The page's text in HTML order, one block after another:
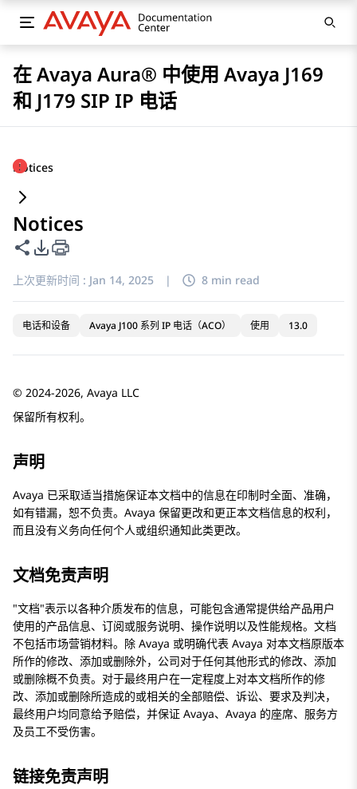
在 Avaya Aura® 中使用 Avaya J169
和 J179 SIP IP 电话
Notices
Notices
共享此页面
PDF 导出选项
上次更新时间 : Jan 14, 2025 | 8 min read
电话和设备 Avaya J100 系列 IP 电话（ACO） 使用 13.0
© 2024-2026, Avaya LLC
保留所有权利。
声明
Avaya 已采取适当措施保证本文档中的信息在印制时全面、准确，
如有错漏，恕不负责。 Avaya 保留更改和更正本文档信息的权利，
而且没有义务向任何个人或组织通知此类更改。
文档免责声明
文档 表示以各种介质发布的信息，可能包含通常提供给产品用户
使用的产品信息、订阅或服务说明、操作说明以及性能规格。文档
不包括市场营销材料。除 Avaya 或明确代表 Avaya 对本文档原版本
所作的修改、添加或删除外，公司对于任何其他形式的修改、添加
或删除概不负责。对于最终用户在一定程度上对本文档所作的修
改、添加或删除所造成的或相关的全部赔偿、诉讼、要求及判决，
最终用户均同意给予赔偿，并保证 Avaya、Avaya 的座席、服务方
及员工不受伤害。
链接免责声明